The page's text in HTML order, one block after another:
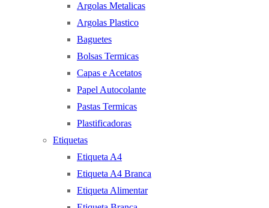
Argolas Metalicas
Argolas Plastico
Baguetes
Bolsas Termicas
Capas e Acetatos
Papel Autocolante
Pastas Termicas
Plastificadoras
Etiquetas
Etiqueta A4
Etiqueta A4 Branca
Etiqueta Alimentar